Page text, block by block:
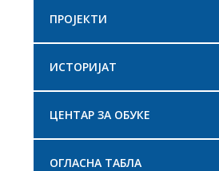
ПРОЈЕКТИ
ИСТОРИЈАТ
ЦЕНТАР ЗА ОБУКЕ
ОГЛАСНА ТАБЛА